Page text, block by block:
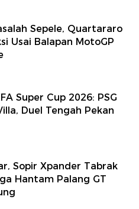
Sepele, Quartararo
Usai Balapan MotoGP
Super Cup 2026: PSG
Duel Tengah Pekan
Sopir Xpander Tabrak
Hantam Palang GT